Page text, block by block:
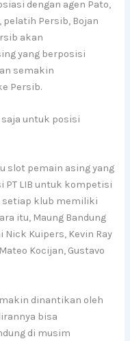
dengan agen Pato,
pelatih Persib, Bojan
akan
yang berposisi
semakin
Persib.
untuk posisi
slot pemain asing yang
PT LIB untuk kompetisi
setiap klub memiliki
itu, Maung Bandung
Kuipers, Kevin Ray
Kocijan, Gustavo
dinantikan oleh
bisa
di musim